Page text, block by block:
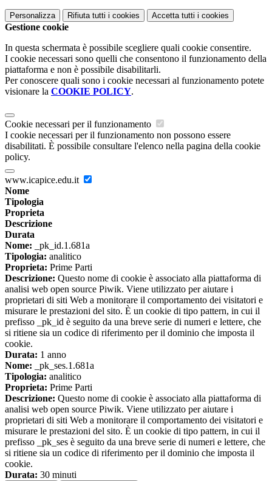
Personalizza Rifiuta tutti i cookies Accetta tutti i cookies
Gestione cookie
In questa schermata è possibile scegliere quali cookie consentire.
I cookie necessari sono quelli che consentono il funzionamento della
piattaforma e non è possibile disabilitarli.
Per conoscere quali sono i cookie necessari al funzionamento potete
visionare la COOKIE POLICY.
Cookie necessari per il funzionamento
I cookie necessari per il funzionamento non possono essere
disabilitati. È possibile consultare l'elenco nella pagina della cookie
policy.
www.icapice.edu.it
Nome
Tipologia
Proprieta
Descrizione
Durata
Nome: _pk_id.1.681a
Tipologia: analitico
Proprieta: Prime Parti
Descrizione: Questo nome di cookie è associato alla piattaforma di
analisi web open source Piwik. Viene utilizzato per aiutare i
proprietari di siti Web a monitorare il comportamento dei visitatori e
misurare le prestazioni del sito. È un cookie di tipo pattern, in cui il
prefisso _pk_id è seguito da una breve serie di numeri e lettere, che
si ritiene sia un codice di riferimento per il dominio che imposta il
cookie.
Durata: 1 anno
Nome: _pk_ses.1.681a
Tipologia: analitico
Proprieta: Prime Parti
Descrizione: Questo nome di cookie è associato alla piattaforma di
analisi web open source Piwik. Viene utilizzato per aiutare i
proprietari di siti Web a monitorare il comportamento dei visitatori e
misurare le prestazioni del sito. È un cookie di tipo pattern, in cui il
prefisso _pk_ses è seguito da una breve serie di numeri e lettere, che
si ritiene sia un codice di riferimento per il dominio che imposta il
cookie.
Durata: 30 minuti